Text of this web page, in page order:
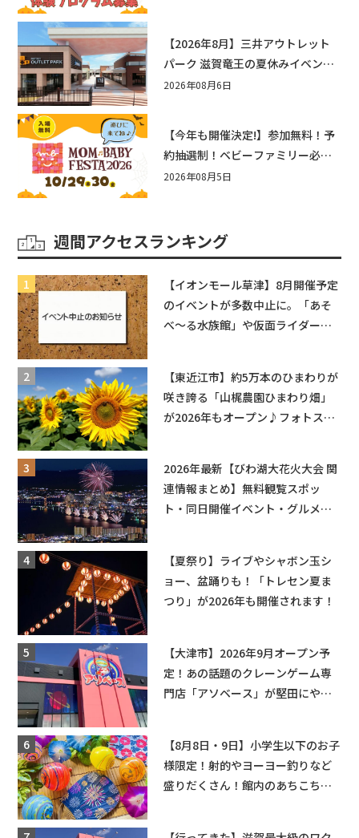
【2026年8月】三井アウトレット
パーク 滋賀竜王の夏休みイベント
まとめ！びしょぬれ水あそび・激
2026年08月6日
【今年も開催決定!】参加無料！予
約抽選制！ベビーファミリー必見
☆入場無料☆10/29(木)30(金)ママ
2026年08月5日
週間アクセスランキング
【イオンモール草津】8月開催予定
のイベントが多数中止に。「あそ
べ〜る水族館」や仮面ライダーシ
【東近江市】約5万本のひまわりが
咲き誇る「山梶農園ひまわり畑」
が2026年もオープン♪フォトスポ
2026年最新【びわ湖大花火大会 関
連情報まとめ】無料観覧スポッ
ト・同日開催イベント・グルメマ
【夏祭り】ライブやシャボン玉シ
ョー、盆踊りも！「トレセン夏ま
つり」が2026年も開催されます！
【大津市】2026年9月オープン予
定！あの話題のクレーンゲーム専
門店「アソベース」が堅田にやっ
【8月8日・9日】小学生以下のお子
様限定！射的やヨーヨー釣りなど
盛りだくさん！館内のあちこちに